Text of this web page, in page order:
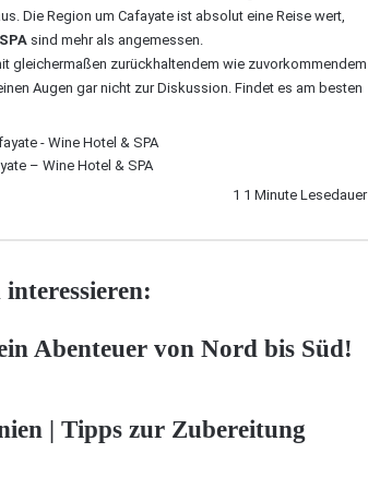
Die Region um Cafayate ist absolut eine Reise wert,
sind mehr als angemessen.
gleichermaßen zurückhaltendem wie zuvorkommendem
Augen gar nicht zur Diskussion. Findet es am besten
– Wine Hotel & SPA
1 1 Minute Lesedauer
Abenteuer von Nord bis Süd!
| Tipps zur Zubereitung